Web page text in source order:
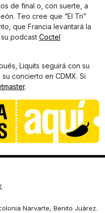
de final o, con suerte, a
Teo cree que “El Tri”
que Francia levantará la
podcast Coctel
Liquits seguirá con su
concierto en CDMX. Si
.
Narvarte, Benito Juárez.